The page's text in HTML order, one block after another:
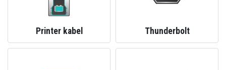
Printer kabel Thunderbolt